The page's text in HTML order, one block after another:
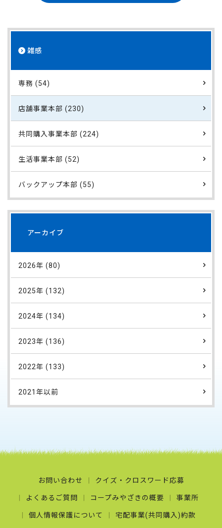
雑感
専務 (54)
店舗事業本部 (230)
共同購入事業本部 (224)
生活事業本部 (52)
バックアップ本部 (55)
アーカイブ
2026年 (80)
2025年 (132)
2024年 (134)
2023年 (136)
2022年 (133)
2021年以前
お問い合わせ クイズ・クロスワード応募
よくあるご質問 コープみやざきの概要 事業所
個人情報保護について 宅配事業(共同購入)約款